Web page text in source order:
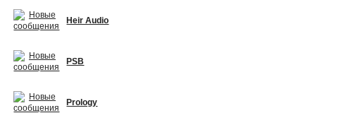
Heir Audio
PSB
Prology